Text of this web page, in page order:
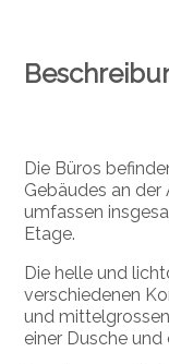
Die Büros
Gebäudes an
umfassen
Etage.
Die helle und
verschiedenen
und
einer Dusche und